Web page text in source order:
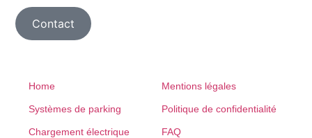
Contact
Home
Systèmes de parking
Chargement électrique
Mentions légales
Politique de confidentialité
FAQ